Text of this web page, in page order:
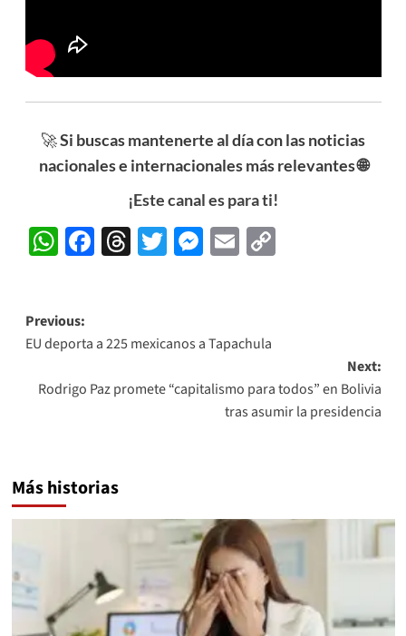
🚀Si buscas mantenerte al día con las noticias
nacionales e internacionales más relevantes 🌐
¡Este canal es para ti!
WhatsApp
Facebook
Threads
Twitter
Messenger
EmailCopy
Post
navigation
Previous:
EU deporta a 225 mexicanos a Tapachula
Next:
Rodrigo Paz promete “capitalismo para todos” en Bolivia
tras asumir la presidencia
Más historias